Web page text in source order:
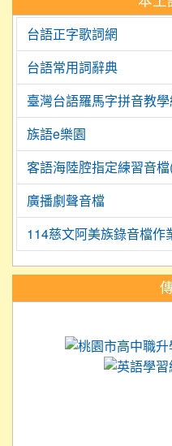
台語正字歌詞網
台語常用詞辭典
臺灣台語羅馬字拼音教學
族語e樂園
客語海陸腔指定練習音
廣播劇聲音檔
114慈文阿美族錄音檔作